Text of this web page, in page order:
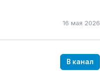
между личкой
16 мая 2026
В канал